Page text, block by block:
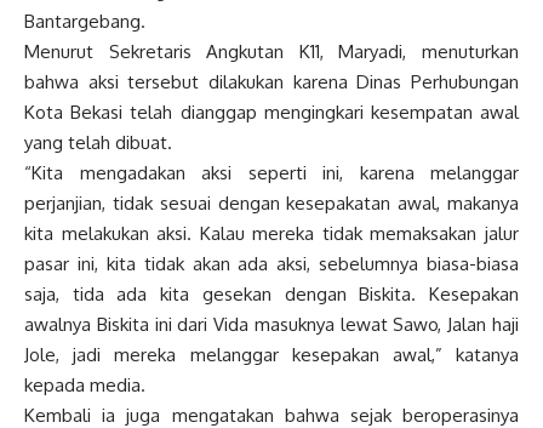
Bantargebang.
Menurut Sekretaris Angkutan K11, Maryadi, menuturkan
bahwa aksi tersebut dilakukan karena Dinas Perhubungan
Kota Bekasi telah dianggap mengingkari kesempatan awal
yang telah dibuat.
“Kita mengadakan aksi seperti ini, karena melanggar
perjanjian, tidak sesuai dengan kesepakatan awal, makanya
kita melakukan aksi. Kalau mereka tidak memaksakan jalur
pasar ini, kita tidak akan ada aksi, sebelumnya biasa-biasa
saja, tida ada kita gesekan dengan Biskita. Kesepakan
awalnya Biskita ini dari Vida masuknya lewat Sawo, Jalan haji
Jole, jadi mereka melanggar kesepakan awal,” katanya
kepada media.
Kembali ia juga mengatakan bahwa sejak beroperasinya